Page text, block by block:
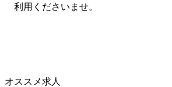
利用くださいませ。
オススメ求人